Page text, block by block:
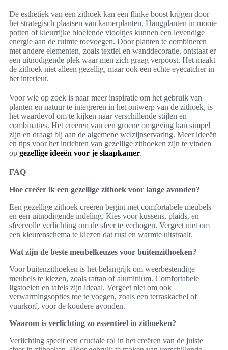
De esthetiek van een zithoek kan een flinke boost krijgen door
het strategisch plaatsen van kamerplanten. Hangplanten in mooie
potten of kleurrijke bloeiende viooltjes kunnen een levendige
energie aan de ruimte toevoegen. Door planten te combineren
met andere elementen, zoals textiel en wanddecoratie, ontstaat er
een uitnodigende plek waar men zich graag verpoost. Het maakt
de zithoek niet alleen gezellig, maar ook een echte eyecatcher in
het interieur.
Voor wie op zoek is naar meer inspiratie om het gebruik van
planten en natuur te integreren in het ontwerp van de zithoek, is
het waardevol om te kijken naar verschillende stijlen en
combinaties. Het creëren van een groene omgeving kan simpel
zijn en draagt bij aan de algemene welzijnservaring. Meer ideeën
en tips voor het inrichten van gezellige zithoeken zijn te vinden
op gezellige ideeën voor je slaapkamer.
FAQ
Hoe creëer ik een gezellige zithoek voor lange avonden?
Een gezellige zithoek creëren begint met comfortabele meubels
en een uitnodigende indeling. Kies voor kussens, plaids, en
sfeervolle verlichting om de sfeer te verhogen. Vergeet niet om
een kleurenschema te kiezen dat rust en warmte uitstraalt.
Wat zijn de beste meubelkeuzes voor buitenzithoeken?
Voor buitenzithoeken is het belangrijk om weerbestendige
meubels te kiezen, zoals rattan of aluminium. Comfortabele
ligstoelen en tafels zijn ideaal. Vergeet niet om ook
verwarmingsopties toe te voegen, zoals een terraskachel of
vuurkorf, voor de koudere avonden.
Waarom is verlichting zo essentieel in zithoeken?
Verlichting speelt een cruciale rol in het creëren van de juiste